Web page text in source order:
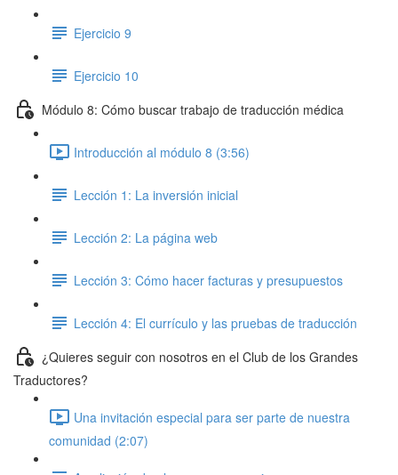
Ejercicio 9
Ejercicio 10
Módulo 8: Cómo buscar trabajo de traducción médica
Introducción al módulo 8 (3:56)
Lección 1: La inversión inicial
Lección 2: La página web
Lección 3: Cómo hacer facturas y presupuestos
Lección 4: El currículo y las pruebas de traducción
¿Quieres seguir con nosotros en el Club de los Grandes
Traductores?
Una invitación especial para ser parte de nuestra
comunidad (2:07)